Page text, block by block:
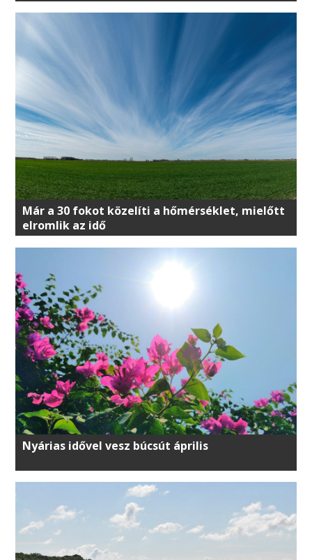
Már a 30 fokot közelíti a hőmérséklet, mielőtt
elromlik az idő
Nyárias idővel vesz búcsút április